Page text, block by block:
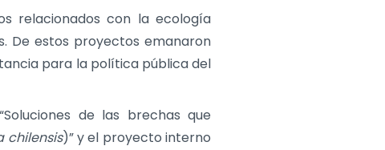
relacionados con la ecología
De estos proyectos emanaron
para la política pública del
de las brechas que
chilensis)” y el proyecto interno